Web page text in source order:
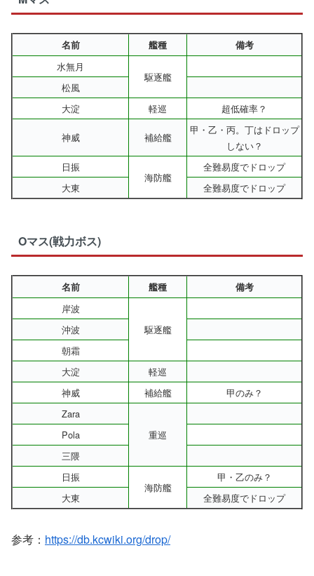
名前 艦種 備考
水無月
駆逐艦
松風
大淀
軽巡 超低確率？
神威 補給艦
甲・乙・丙。丁はドロップ
しない？
日振
海防艦
全難易度でドロップ
大東
全難易度でドロップ
Oマス(戦力ボス)
名前 艦種 備考
岸波
駆逐艦
沖波
朝霜
大淀
軽巡
神威
補給艦
甲のみ？
Zara
重巡
Pola
三隈
日振
海防艦
甲・乙のみ？
大東
全難易度でドロップ
参考： https://db.kcwiki.org/drop/